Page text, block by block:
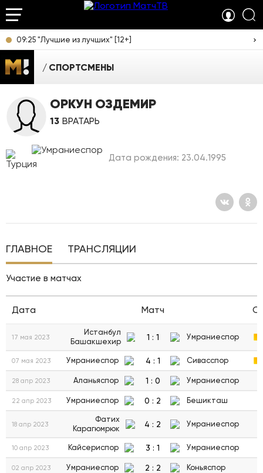
09:25 "Лучшие из лучших" [12+]
СПОРТСМЕНЫ
ОРКУН ОЗДЕМИР
13 ВРАТАРЬ
Дата рождения: 23.04.1995
ГЛАВНОЕ ТРАНСЛЯЦИИ
Участие в матчах
Дата Матч
17 мая 2023
Истанбул
Башакшехир
1 : 1 Умраниеспор
07 мая 2023 Умраниеспор 4 : 1 Сивасспор
28 апр 2023 Аланьяспор 1 : 0 Умраниеспор
22 апр 2023 Умраниеспор 0 : 2 Бешикташ
18 апр 2023
Фатих
Карагюмрюк
4 : 2 Умраниеспор
10 апр 2023 Кайсериспор 3 : 1 Умраниеспор
02 апр 2023 Умраниеспор 2 : 2 Коньяспор